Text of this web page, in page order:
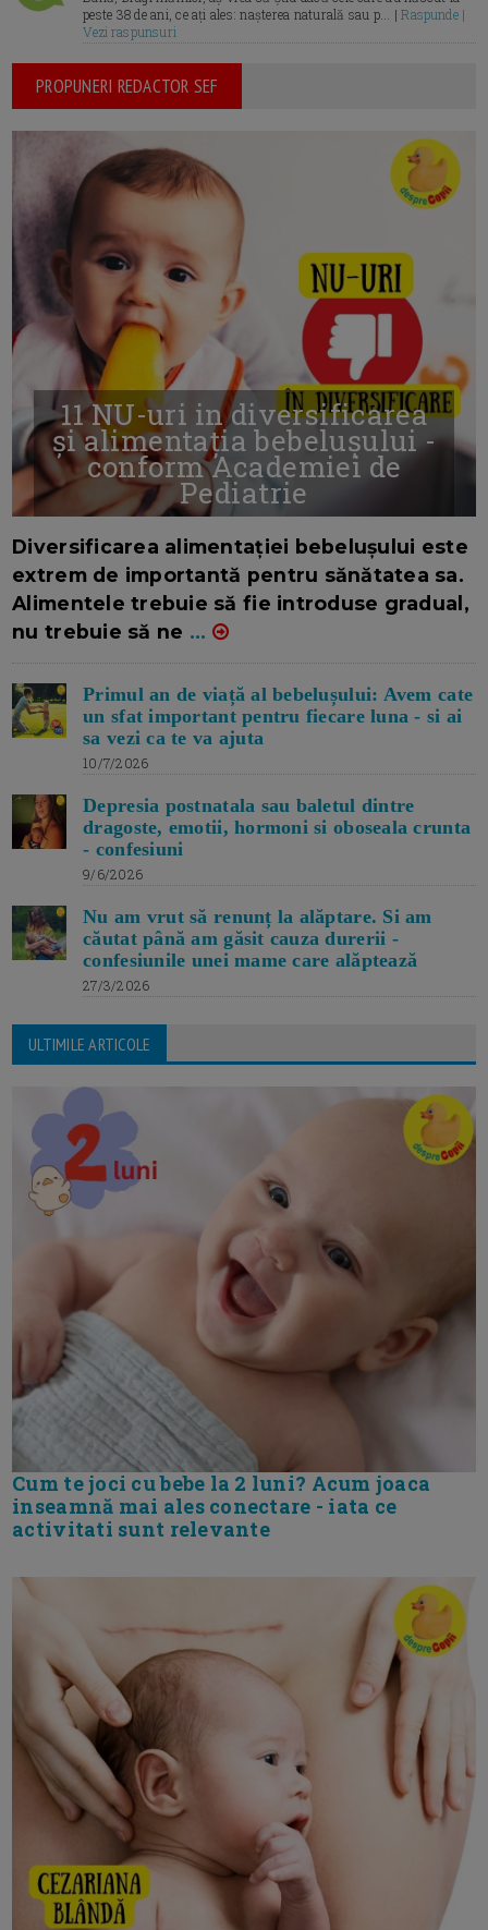
peste 38 de ani, ce ați ales: nașterea naturală sau p... |Raspunde |
Vezi raspunsuri
PROPUNERI REDACTOR SEF
11 NU-uri in diversificarea
și alimentația bebelușului -
conform Academiei de
Pediatrie
Diversificarea alimentației bebelușului este
extrem de importantă pentru sănătatea sa.
Alimentele trebuie să fie introduse gradual,
nu trebuie să ne ...
Primul an de viață al bebelușului: Avem cate
un sfat important pentru fiecare luna - si ai
sa vezi ca te va ajuta
10/7/2026
Depresia postnatala sau baletul dintre
dragoste, emotii, hormoni si oboseala crunta
- confesiuni
9/6/2026
Nu am vrut să renunț la alăptare. Si am
căutat până am găsit cauza durerii -
confesiunile unei mame care alăptează
27/3/2026
ULTIMILE ARTICOLE
Cum te joci cu bebe la 2 luni? Acum joaca
inseamnă mai ales conectare - iata ce
activitati sunt relevante